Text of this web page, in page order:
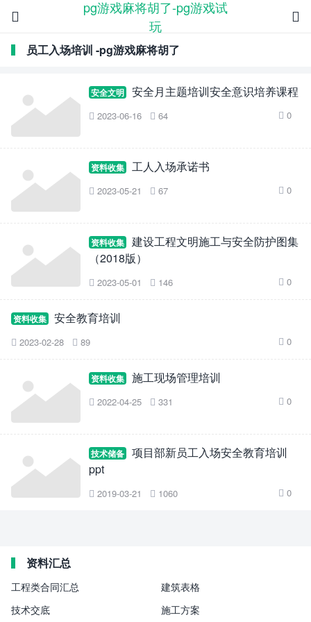
pg游戏麻将胡了-pg游戏试
玩


员工入场培训 -pg游戏麻将胡了
安全文明 安全月主题培训安全意识培养课程
 2023-06-16  64  0
资料收集 工人入场承诺书
 2023-05-21  67  0
资料收集
建设工程文明施工与安全防护图集
（2018版）
 2023-05-01  146  0
资料收集 安全教育培训
 2023-02-28  89  0
资料收集 施工现场管理培训
 2022-04-25  331  0
技术储备
项目部新员工入场安全教育培训
ppt
 2019-03-21  1060  0
资料汇总
工程类合同汇总
建筑表格
技术交底
施工方案